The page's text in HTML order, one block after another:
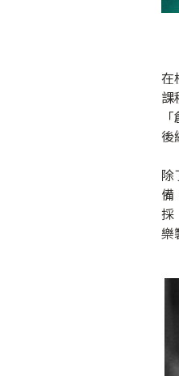
在
課
後
除
備
採
樂